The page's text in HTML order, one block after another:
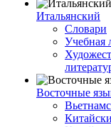
Итальянский
Словари
Учебная
Восточные